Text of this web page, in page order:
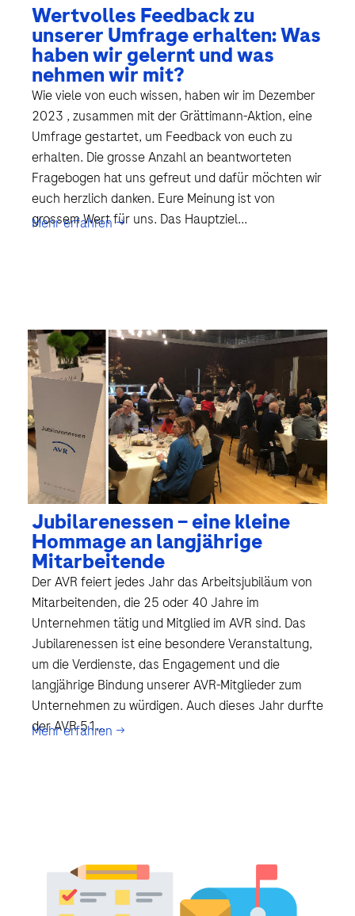
Wertvolles Feedback zu
unserer Umfrage erhalten: Was
haben wir gelernt und was
nehmen wir mit?
Wie viele von euch wissen, haben wir im Dezember
2023 , zusammen mit der Grättimann-Aktion, eine
Umfrage gestartet, um Feedback von euch zu
erhalten. Die grosse Anzahl an beantworteten
Fragebogen hat uns gefreut und dafür möchten wir
euch herzlich danken. Eure Meinung ist von
grossem Wert für uns. Das Hauptziel...
Mehr erfahren →
Jubilarenessen – eine kleine
Hommage an langjährige
Mitarbeitende
Der AVR feiert jedes Jahr das Arbeitsjubiläum von
Mitarbeitenden, die 25 oder 40 Jahre im
Unternehmen tätig und Mitglied im AVR sind. Das
Jubilarenessen ist eine besondere Veranstaltung,
um die Verdienste, das Engagement und die
langjährige Bindung unserer AVR-Mitglieder zum
Unternehmen zu würdigen. Auch dieses Jahr durfte
der AVR 51...
Mehr erfahren →